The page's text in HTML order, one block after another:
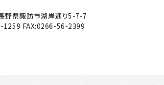
野県諏訪市湖岸通り5-7-7
1259 FAX:0266-56-2399